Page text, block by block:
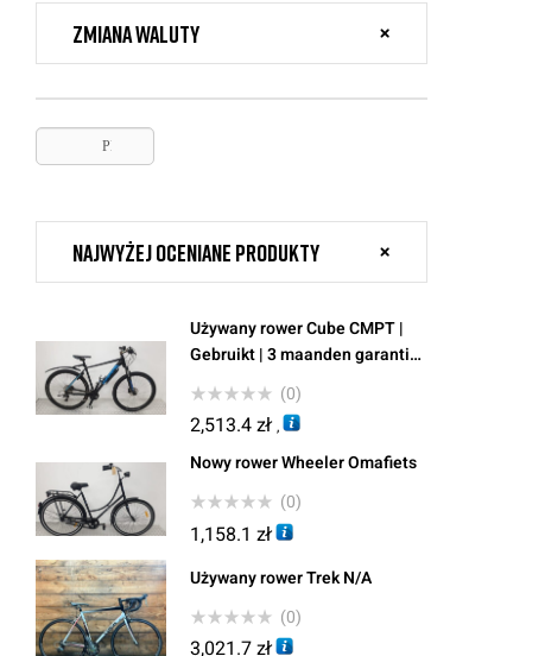
Zmiana waluty
PLN, zł
Najwyżej oceniane produkty
Używany rower Cube CMPT |
Gebruikt | 3 maanden garantie |
(0)
2,513.4zł ,
Nowy rower Wheeler Omafiets
(0)
1,158.1 zł
Używany rower Trek N/A
(0)
3,021.7zł